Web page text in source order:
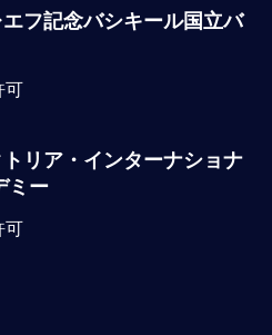
フ記念バシキール国立バ
可
リア・インターナショナ
ミー
可